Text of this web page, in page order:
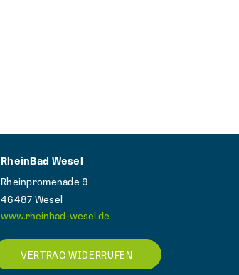
RheinBad Wesel
Rheinpromenade 9
46487 Wesel
www.rheinbad-wesel.de
VERTRAG WIDERRUFEN